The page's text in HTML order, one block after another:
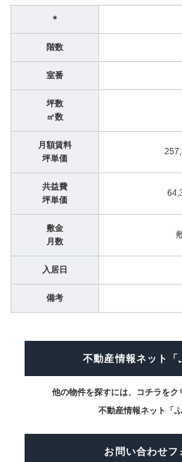
＊
階数
室番
坪数
㎡数
月額賃料
坪単価
共益費
坪単価
敷金
月数
入居日
備考
不動産情報ネット「
他の物件を探すには、コチラをク
不動産情報ネット「ふ
お問い合わせフ